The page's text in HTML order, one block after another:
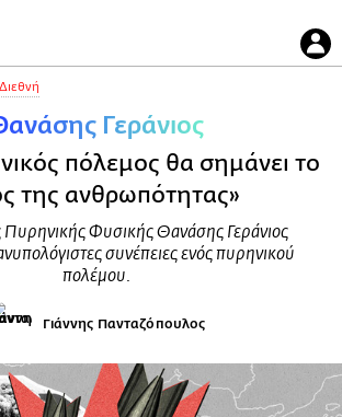
Διεθνή
Γεράνιος
πόλεμος θα σημάνει το
της ανθρωπότητας»
Φυσικής Θανάσης Γεράνιος
συνέπειες ενός πυρηνικού
πολέμου.
Γιάννης Πανταζόπουλος